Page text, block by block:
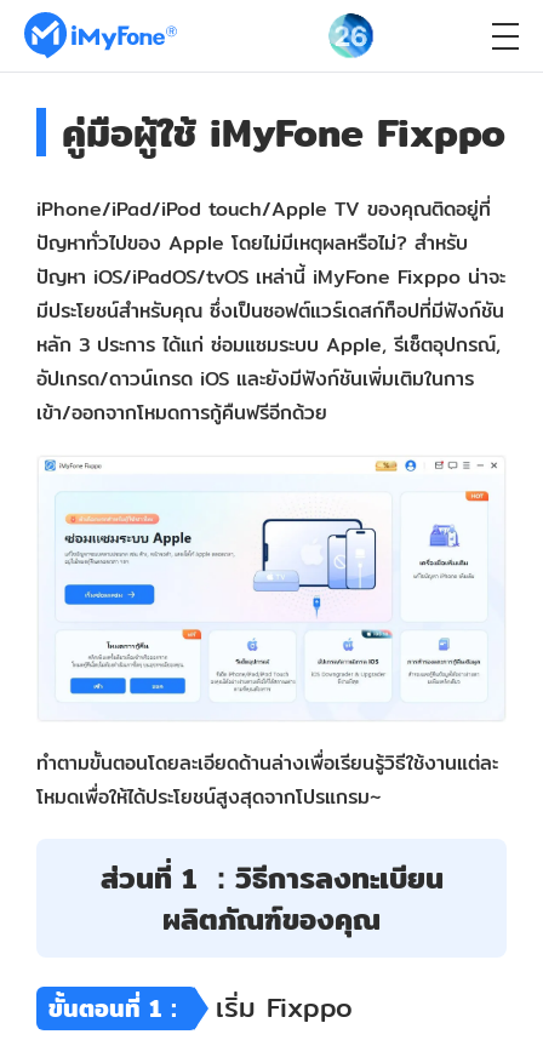
คู่มือผู้ใช้ iMyFone Fixppo
iPhone/iPad/iPod touch/Apple TV ของคุณติดอยู่ที่
ปัญหาทั่วไปของ Apple โดยไม่มีเหตุผลหรือไม่? สำหรับ
ปัญหา iOS/iPadOS/tvOS เหล่านี้ iMyFone Fixppo น่าจะ
มีประโยชน์สำหรับคุณ ซึ่งเป็นซอฟต์แวร์เดสก์ท็อปที่มีฟังก์ชัน
หลัก 3 ประการ ได้แก่ ซ่อมแซมระบบ Apple, รีเซ็ตอุปกรณ์,
อัปเกรด/ดาวน์เกรด iOS และยังมีฟังก์ชันเพิ่มเติมในการ
เข้า/ออกจากโหมดการกู้คืนฟรีอีกด้วย
ทำตามขั้นตอนโดยละเอียดด้านล่างเพื่อเรียนรู้วิธีใช้งานแต่ละ
โหมดเพื่อให้ได้ประโยชน์สูงสุดจากโปรแกรม~
ส่วนที่ 1 ：วิธีการลงทะเบียน
ผลิตภัณฑ์ของคุณ
ขั้นตอนที่ 1： เริ่ม Fixppo